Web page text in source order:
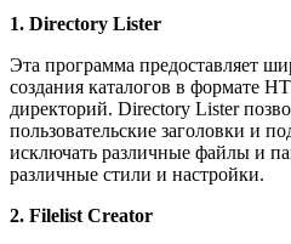
1. Directory Lister
Эта программа предоставляет
создания каталогов в формате
директорий. Directory Lister
пользовательские заголовки и
исключать различные файлы и
различные стили и настройки.
2. Filelist Creator